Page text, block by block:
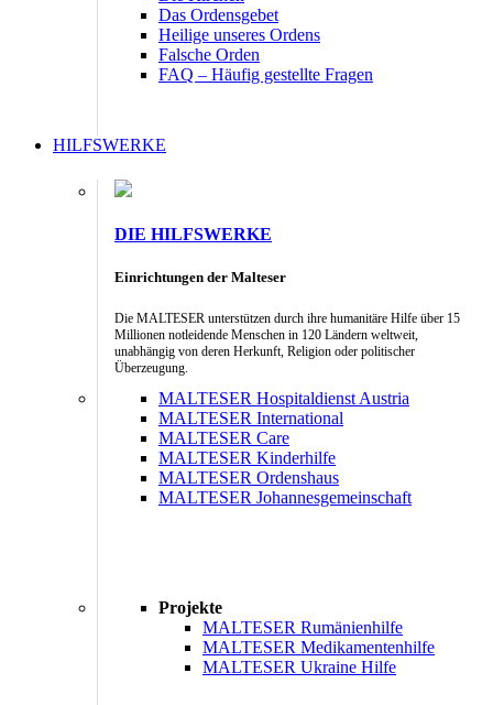
Das Ordensgebet
Heilige unseres Ordens
Falsche Orden
FAQ – Häufig gestellte Fragen
HILFSWERKE
DIE HILFSWERKE
Einrichtungen der Malteser
Die MALTESER unterstützen durch ihre humanitäre Hilfe über 15
Millionen notleidende Menschen in 120 Ländern weltweit,
unabhängig von deren Herkunft, Religion oder politischer
Überzeugung.
MALTESER Hospitaldienst Austria
MALTESER International
MALTESER Care
MALTESER Kinderhilfe
MALTESER Ordenshaus
MALTESER Johannesgemeinschaft
Projekte
MALTESER Rumänienhilfe
MALTESER Medikamentenhilfe
MALTESER Ukraine Hilfe